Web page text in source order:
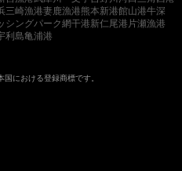
三崎漁港妻鹿漁港熊本新港館山港牛深
シングパーク網干港新仁尾港 片瀬漁港
利島亀浦港
における登録商標です。